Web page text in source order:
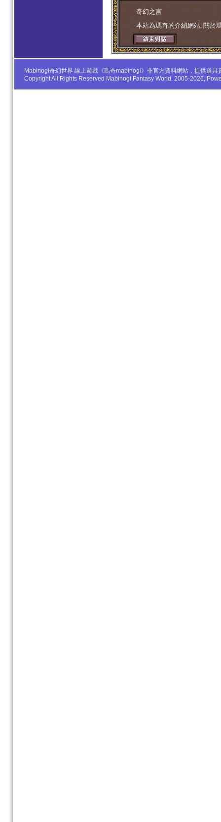
学生妹 奇幻之言
本站為瑪奇的介紹網站, 關於
Mabinogi奇幻世界 線上遊戲《瑪奇mabinogi》非官方資料網站，提供道
Copyright All Rights Reserved Mabinogi Fantasy World. 2005-2026,